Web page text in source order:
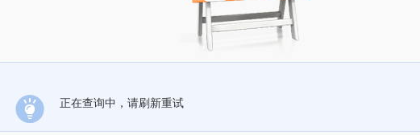
正在查询中，请刷新重试